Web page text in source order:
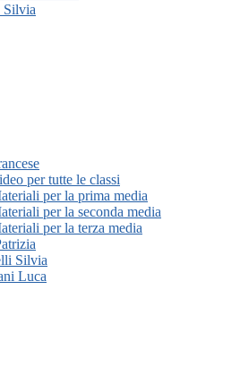
Silvia
per tutte le classi
per la prima media
per la seconda media
per la terza media
Silvia
Luca